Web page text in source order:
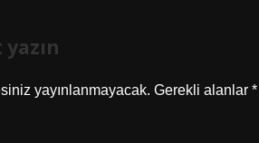
yayınlanmayacak. Gerekli alanlar *